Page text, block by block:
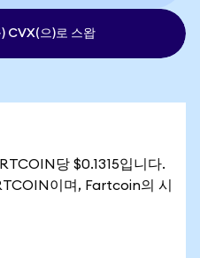
CVX(으)로 스왑
당 $0.1315입니다.
이며, Fartcoin의 시